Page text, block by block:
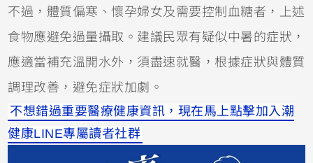
不過，體質偏寒、懷孕婦女及需要控制血糖者，上述
食物應避免過量攝取。建議民眾有疑似中暑的症狀，
應適當補充溫開水外，須盡速就醫，根據症狀與體質
調理改善，避免症狀加劇。
不想錯過重要醫療健康資訊，現在馬上點擊加入潮
健康LINE專屬讀者社群